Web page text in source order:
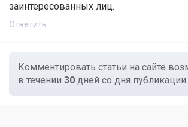
заинтересованных лиц.
Ответить
Комментировать статьи на сайте
в течении 30 дней со дня публикации.